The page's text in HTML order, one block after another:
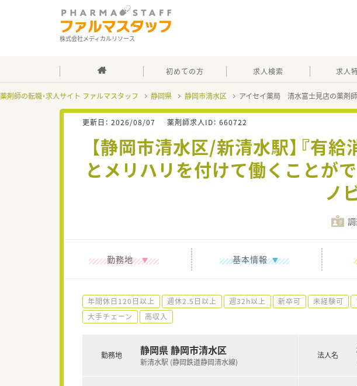
株式会社メディカルリソース
初めての方 求人検索 求人
薬剤師の転職・求人サイト ファルマスタッフ 静岡県 静岡市清水区 アイセイ薬局 清水富士見店の薬剤
更新日： 2026/08/07 薬剤師求人ID： 660722
【静岡市清水区/新清水駅】『有
とメリハリを付けて働くことが
ノ
勤務地 基本情報
年間休日120日以上 週休2.5日以上 週32h以上 新卒可 未経験可
大手チェーン
高収入
勤務地 静岡県 静岡市清水区
新清水駅 (静岡鉄道静岡清水線)
法人名